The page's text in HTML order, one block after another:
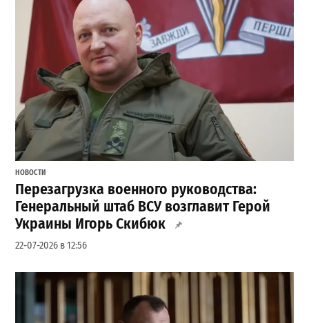
НОВОСТИ
Перезагрузка военного руководства:
Генеральный штаб ВСУ возглавит Герой
Украины Игорь Скибюк
22-07-2026 в 12:56